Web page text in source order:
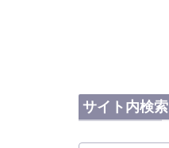
サイト内検索